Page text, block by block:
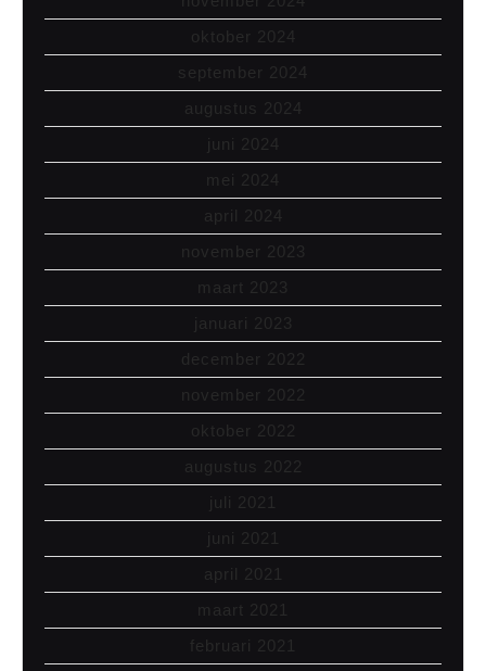
oktober 2024
september 2024
augustus 2024
juni 2024
mei 2024
april 2024
november 2023
maart 2023
januari 2023
december 2022
november 2022
oktober 2022
augustus 2022
juli 2021
juni 2021
april 2021
maart 2021
februari 2021